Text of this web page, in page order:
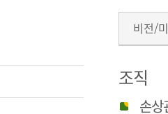
비전/
조직
손상